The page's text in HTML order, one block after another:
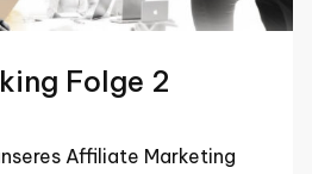
Folge 2
Affiliate Marketing